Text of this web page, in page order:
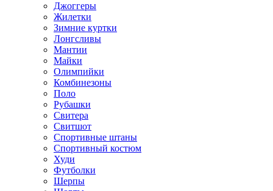
Джоггеры
Жилетки
Зимние куртки
Лонгсливы
Мантии
Майки
Олимпийки
Комбинезоны
Поло
Рубашки
Свитера
Свитшот
Спортивные штаны
Спортивный костюм
Худи
Футболки
Шерпы